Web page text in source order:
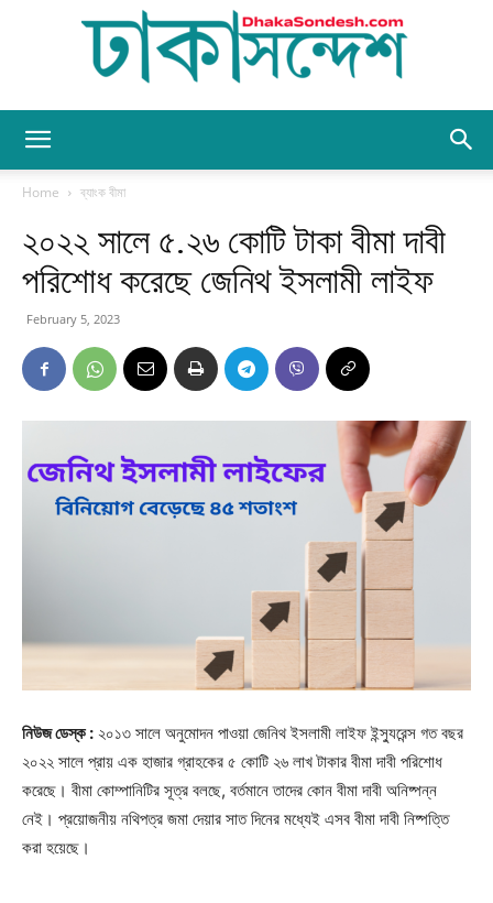
Sondesh
Home ব্যাংক বীমা
২০২২ সালে ৫.২৬ কোটি টাকা বীমা দাবী
পরিশোধ করেছে জেনিথ ইসলামী লাইফ
February 5, 2023
নিউজ ডেস্ক : ২০১৩ সালে অনুমোদন পাওয়া জেনিথ ইসলামী লাইফ ইন্স্যুরেন্স গত বছর
২০২২ সালে প্রায় এক হাজার গ্রাহকের ৫ কোটি ২৬ লাখ টাকার বীমা দাবী পরিশোধ
করেছে। বীমা কোম্পানিটির সূত্র বলছে, বর্তমানে তাদের কোন বীমা দাবী অনিষ্পন্ন
নেই। প্রয়োজনীয় নথিপত্র জমা দেয়ার সাত দিনের মধ্যেই এসব বীমা দাবী নিষ্পত্তি
করা হয়েছে।